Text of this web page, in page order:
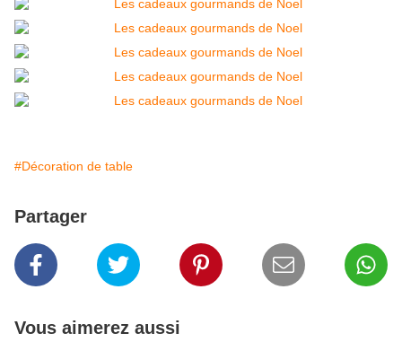
#Décoration de table
Partager
Vous aimerez aussi